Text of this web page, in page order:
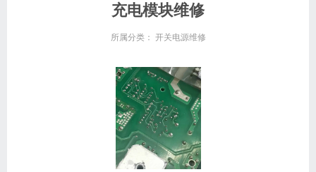
充电模块维修
所属分类： 开关电源维修